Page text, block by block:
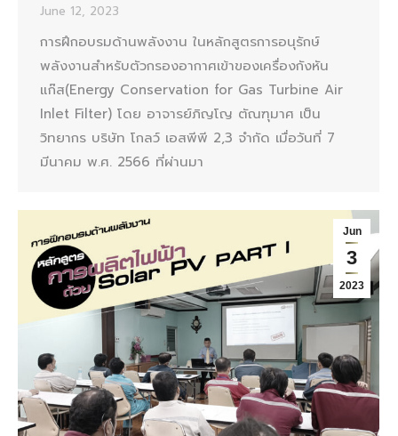
June 12, 2023
การฝึกอบรมด้านพลังงาน ในหลักสูตรการอนุรักษ์
พลังงานสำหรับตัวกรองอากาศเข้าของเครื่องกังหัน
แก๊ส(Energy Conservation for Gas Turbine Air
Inlet Filter) โดย อาจารย์ภิญโญ ตัณฑุมาศ เป็น
วิทยากร บริษัท โกลว์ เอสพีพี 2,3 จำกัด เมื่อวันที่ 7
มีนาคม พ.ศ. 2566 ที่ผ่านมา
Jun
3
2023